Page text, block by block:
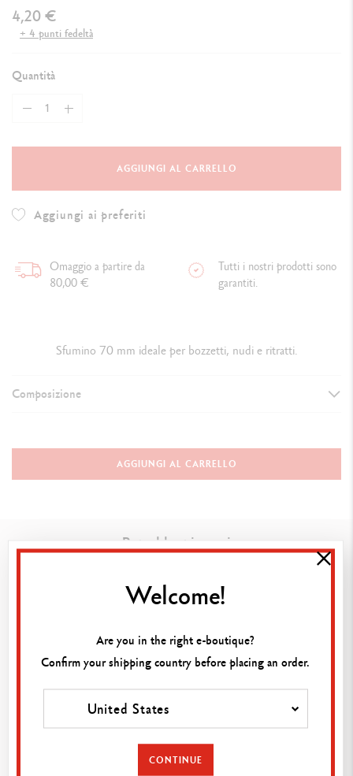
4,20 €
+ 4 punti fedeltà
Quantità
AGGIUNGI AL CARRELLO
Aggiungi ai preferiti
Omaggio a partire da
80,00 €
Tutti i nostri prodotti sono
garantiti.
Sfumino 70 mm ideale per bozzetti, nudi e ritratti.
Composizione
Sfumino 70 mm
Rif. 177.304
AGGIUNGI AL CARRELLO
Potrebbe piacervi
BLENDER E 1 CRAYON
Welcome!
Are you in the right e-boutique?
Confirm your shipping country before placing an order.
United States
CONTINUE